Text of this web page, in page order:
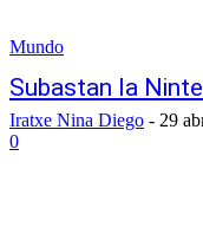
Mundo
Subastan la
Iratxe Nina Diego - 29
0